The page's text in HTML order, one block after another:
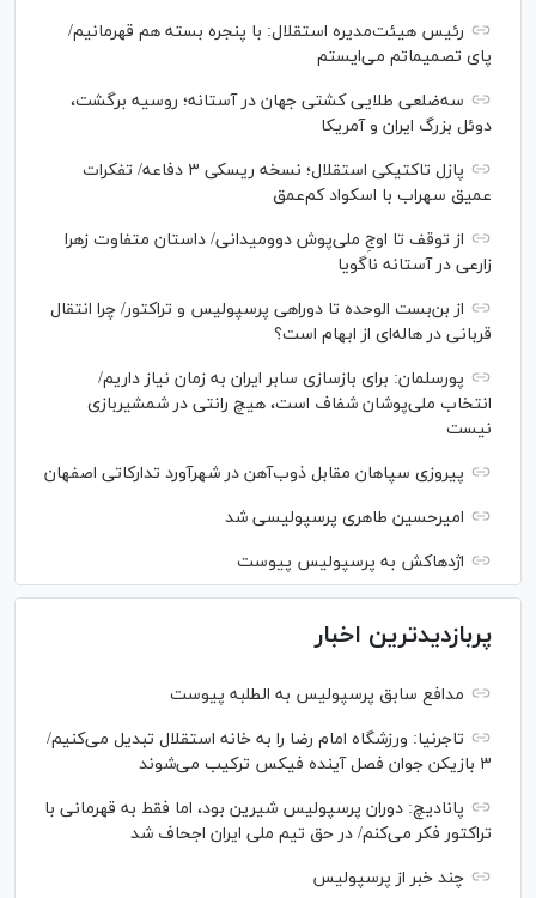
رئیس هیئت‌مدیره استقلال: با پنجره بسته هم قهرمانیم/
پای تصمیماتم می‌ایستم
سه‌ضلعی طلایی کشتی جهان در آستانه؛ روسیه برگشت،
دوئل بزرگ ایران و آمریکا
پازل تاکتیکی استقلال؛ نسخه ریسکی ۳ دفاعه/ تفکرات
عمیق سهراب با اسکواد کم‌عمق
از توقف تا اوجِ ملی‌پوش دوومیدانی/ داستان متفاوت زهرا
زارعی در آستانه ناگویا
از بن‌بست الوحده تا دوراهی پرسپولیس و تراکتور/ چرا انتقال
قربانی در هاله‌ای از ابهام است؟
پورسلمان: برای بازسازی سابر ایران به زمان نیاز داریم/
انتخاب ملی‌پوشان شفاف است، هیچ رانتی در شمشیربازی
نیست
پیروزی سپاهان مقابل ذوب‌آهن در شهرآورد تدارکاتی اصفهان
امیرحسین طاهری پرسپولیسی شد
اژدهاکش به پرسپولیس پیوست
پربازدیدترین اخبار
مدافع سابق پرسپولیس به الطلبه پیوست
تاجرنیا: ورزشگاه امام رضا را به خانه استقلال تبدیل می‌کنیم/
۳ بازیکن جوان فصل آینده فیکس ترکیب می‌شوند
پانادیچ: دوران پرسپولیس شیرین بود، اما فقط به قهرمانی با
تراکتور فکر می‌کنم/ در حق تیم ملی ایران اجحاف شد
چند خبر از پرسپولیس